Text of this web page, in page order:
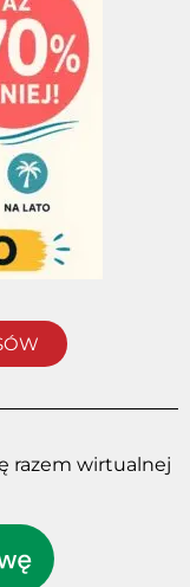
razem wirtualnej